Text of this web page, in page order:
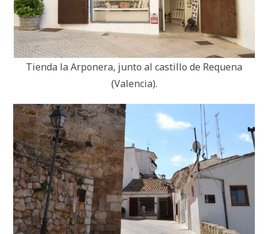
Tienda la Arponera, junto al castillo de Requena
(Valencia).